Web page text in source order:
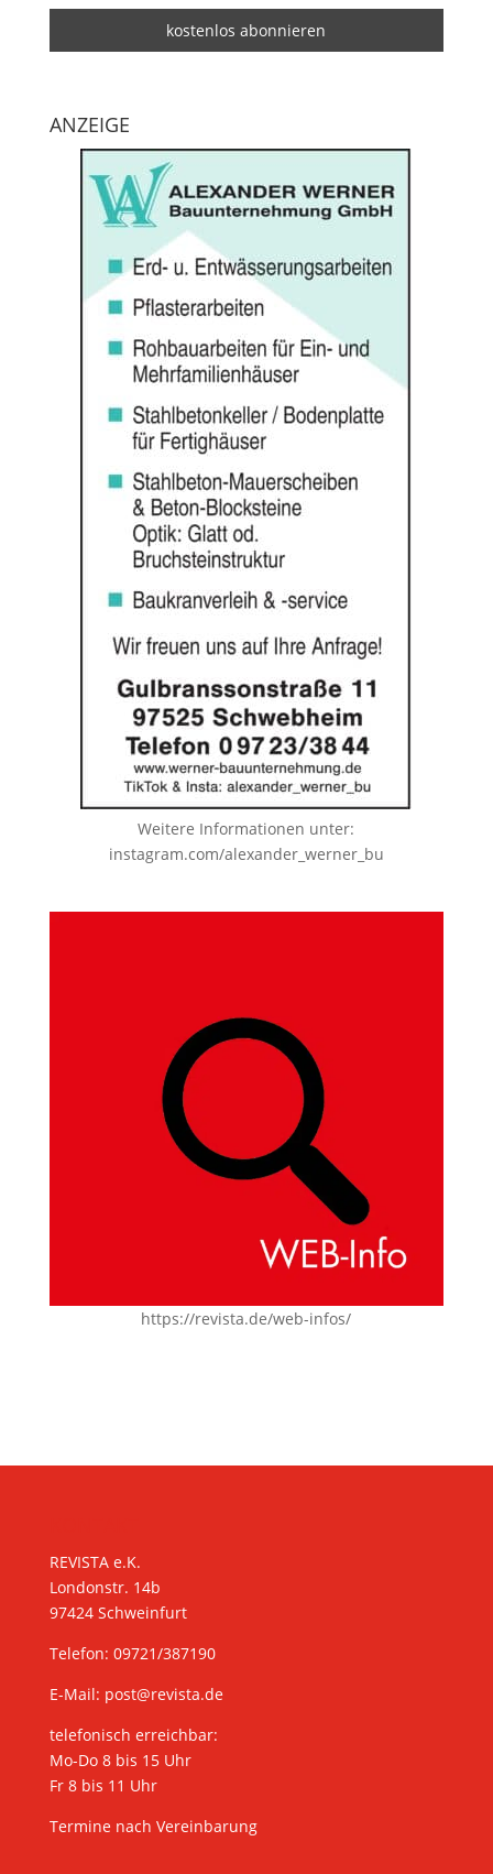
ANZEIGE
Weitere Informationen unter:
instagram.com/alexander_werner_bu
https://revista.de/web-infos/
REVISTA e.K.
Londonstr. 14b
97424 Schweinfurt
Telefon: 09721/387190
E-Mail: post@revista.de
telefonisch erreichbar:
Mo-Do 8 bis 15 Uhr
Fr 8 bis 11 Uhr
Termine nach Vereinbarung